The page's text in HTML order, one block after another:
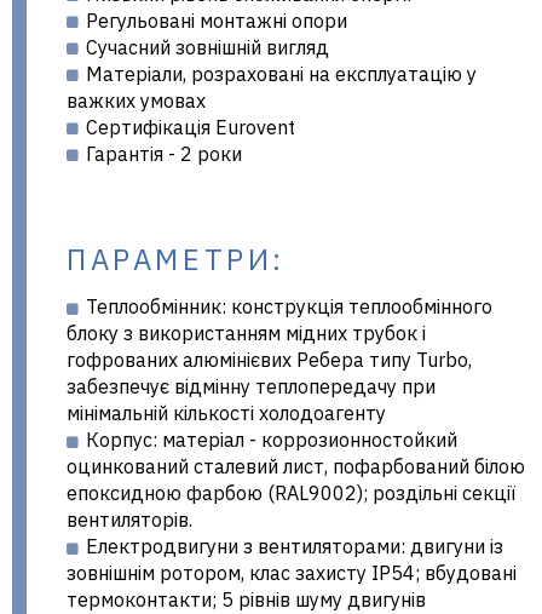
Регульовані монтажні опори
Сучасний зовнішній вигляд
Матеріали, розраховані на експлуатацію у
важких умовах
Сертифікація Eurovent
Гарантія - 2 роки
ПАРАМЕТРИ:
Теплообмінник: конструкція теплообмінного
блоку з використанням мідних трубок і
гофрованих алюмінієвих Ребера типу Turbo,
забезпечує відмінну теплопередачу при
мінімальній кількості холодоагенту
Корпус: матеріал - коррозионностойкий
оцинкований сталевий лист, пофарбований білою
епоксидною фарбою (RAL9002); роздільні секції
вентиляторів.
Електродвигуни з вентиляторами: двигуни із
зовнішнім ротором, клас захисту IP54; вбудовані
термоконтакти; 5 рівнів шуму двигунів